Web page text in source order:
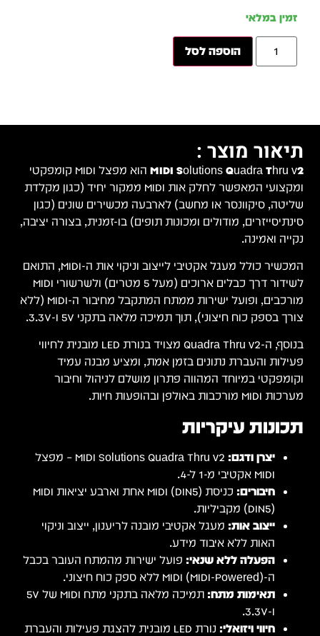
זמין במלאי
הוספה לסל
תיאור מוצר :
MIDI Solutions Quadra Thru v2
הוא מפצל MIDI קומפקטי
ומקצועי המאפשר לחלק אות MIDI ממקור יחיד (כגון מקלדת
שליטה, סיקוונסר או מחשב) לארבעה מכשירים שונים (כגון
סינתיסייזרים, מודולים ומכונות תופים) בו-זמנית, בצורה יציבה,
נקייה ואמינה.
המכשיר כולל מעגל אקטיבי לייצוב וניקוי אות ה-MIDI, התואם
לשידור דרך כבלים ארוכים (מעל 5 מטרים) ולשרשורי MIDI
מורכבים, ופועל ישירות ממתח המתקבל מחיבור ה-MIDI (ללא
צורך בספק כוח חיצוני), תוך תמיכה מלאה בתקני 5V ו-3.3V.
בנוסף, ה-Quadra Thru v2 מצויד בנורת LED מובנית לחיווי
פעילות והעברת נתונים בזמן אמת, ומציע מבנה עמיד
וקומפקטי במיוחד המהווה פתרון מושלם לניהול וחיבור
מערכות MIDI מורכבות באולפן ובהופעות חיות.
תכונות עיקריות
יצרן ודגם:
MIDI Solutions Quadra Thru v2 – מפצל
MIDI אקטיבי מ-1 ל-4.
חיבורים:
כניסת MIDI (DIN5) אחת וארבע יציאות MIDI
(DIN5) מקביליות.
ייצוב אות: מעגל אקטיבי מובנה לריענון, ייצוב וניקוי
האות ללא איבוד מידע.
הפעלה ללא שנאי: פועל ישירות מהמתח העובר בכבל
ה-MIDI (MIDI-Powered) ללא ספק כוח חיצוני.
תאימות מתח:
תמיכה מלאה בתקני מתח MIDI של 5V
ו-3.3V.
חיווי ויזואלי:
נורת LED מובנית להצגת פעילות והעברת